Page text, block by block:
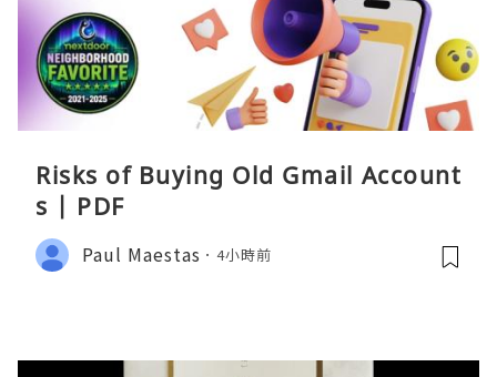
Risks of Buying Old Gmail Account
s | PDF
Paul Maestas 4小時前